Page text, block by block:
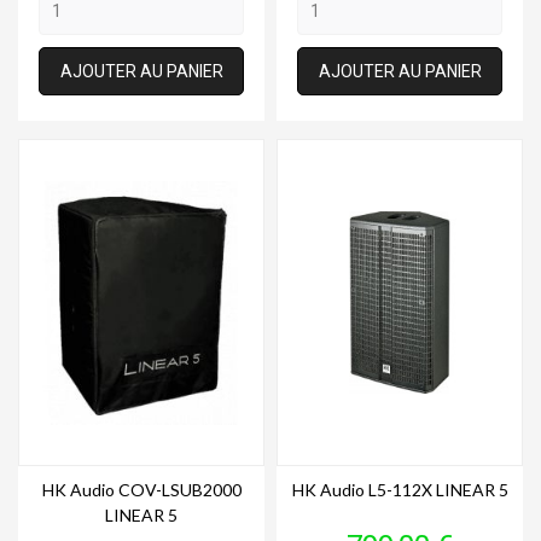
AJOUTER AU PANIER AJOUTER AU PANIER
HK Audio COV-LSUB2000
LINEAR 5
HK Audio L5-112X LINEAR 5